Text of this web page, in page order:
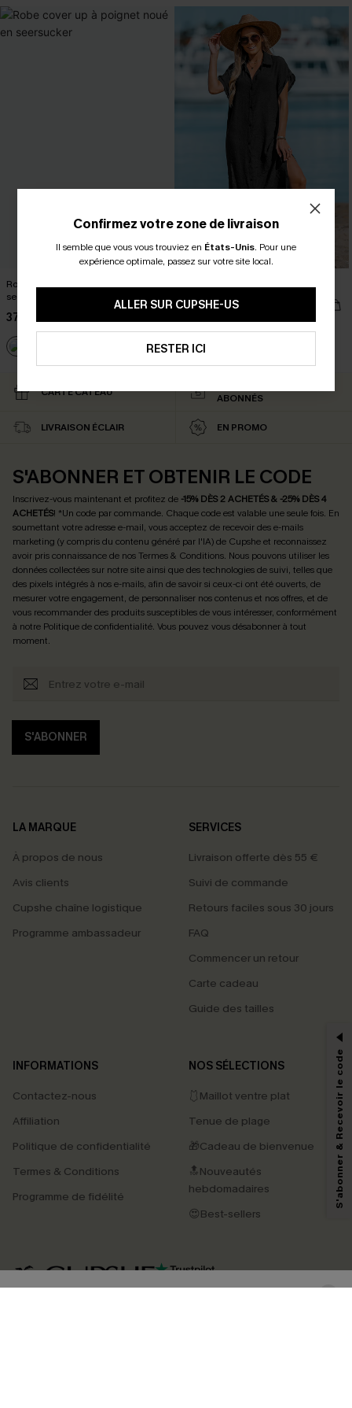
Robe cover up à poignet noué en
seersucker
37,00 €
33,00 €
Confirmez votre zone de livraison
Il semble que vous vous trouviez en États-Unis. Pour une
expérience optimale, passez sur votre site local.
ALLER SUR CUPSHE-US
RESTER ICI
CARTE CATEAU
ABONNÉS
LIVRAISON ÉCLAIR EN PROMO
S'ABONNER ET OBTENIR LE CODE
Inscrivez-vous maintenant et profitez de -15% DÈS 2 ACHETÉS & -25% DÈS 4
ACHETÉS! *Un code par commande. Chaque code est valable une seule fois. En
soumettant votre adresse e-mail, vous acceptez de recevoir des e-mails
marketing (y compris du contenu généré par l'IA) de Cupshe et reconnaissez
avoir pris connaissance de nosTermes & Conditions. Nous pouvons utiliser les
données collectées sur notre site ainsi que des technologies de suivi, telles que
des pixels intégrés à nos e-mails, afin de savoir si ceux-ci ont été ouverts, de
mesurer votre engagement, de personnaliser nos contenus et nos offres, et de
vous recommander des produits susceptibles de vous intéresser, conformément
à notre Politique de confidentialité. Vous pouvez vous désabonner à tout
moment.
S'ABONNER
LA MARQUE
À propos de nous
Avis clients
Cupshe chaîne logistique
Programme ambassadeur
SERVICES
Livraison offerte dès 55 €
Suivi de commande
Retours faciles sous 30 jours
FAQ
Commencer un retour
Carte cadeau
Guide des tailles
INFORMATIONS
Contactez-nous
Affiliation
Politique de confidentialité
Termes & Conditions
Programme de fidélité
NOS SÉLECTIONS
🩱Maillot ventre plat
Tenue de plage
🎁Cadeau de bienvenue
🔝Nouveautés
hebdomadaires
😍Best-sellers
4.4
PROFITEZ DE -15%
marketing (y compris du contenu généré par l'IA) de Cupshe et
pouvons utiliser les données collectées sur notre site ainsi que des
savoir si ceux-ci ont été ouverts, de mesurer votre engagement, de
personnaliser nos contenus et nos offres, et de vous recommander des
produits susceptibles de vous intéresser, conformément à notre
Politique de
. Vous pouvez vous désabonner à tout moment.
S'abonner & Recevoir le code